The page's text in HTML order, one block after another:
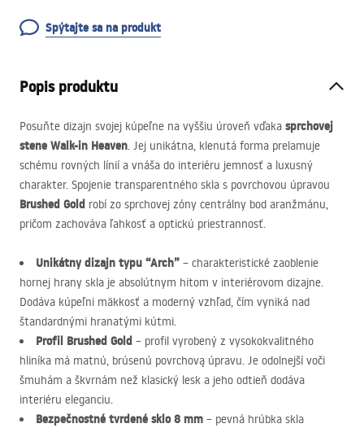
Spýtajte sa na produkt
Popis produktu
Posuňte dizajn svojej kúpeľne na vyššiu úroveň vďaka sprchovej
stene Walk-in Heaven. Jej unikátna, klenutá forma prelamuje
schému rovných línií a vnáša do interiéru jemnosť a luxusný
charakter. Spojenie transparentného skla s povrchovou úpravou
Brushed Gold robí zo sprchovej zóny centrálny bod aranžmánu,
pričom zachováva ľahkosť a optickú priestrannosť.
Unikátny dizajn typu “Arch” – charakteristické zaoblenie
hornej hrany skla je absolútnym hitom v interiérovom dizajne.
Dodáva kúpeľni mäkkosť a moderný vzhľad, čím vyniká nad
štandardnými hranatými kútmi.
Profil Brushed Gold – profil vyrobený z vysokokvalitného
hliníka má matnú, brúsenú povrchovą úpravu. Je odolnejší voči
šmuhám a škvrnám než klasický lesk a jeho odtieň dodáva
interiéru eleganciu.
Bezpečnostné tvrdené sklo 8 mm – pevná hrúbka skla